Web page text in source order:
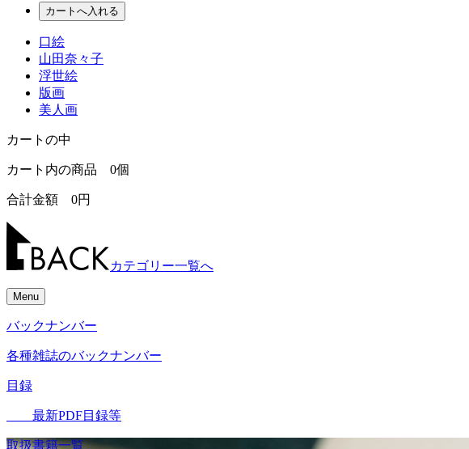
口絵
山田奈々子
浮世絵
版画
美人画
カートの中
カート内の商品 0個
合計金額 0円
カテゴリー一覧へ
Menu
バックナンバー
各種雑誌のバックナンバー
目録
最新PDF目録等
取扱書籍一覧